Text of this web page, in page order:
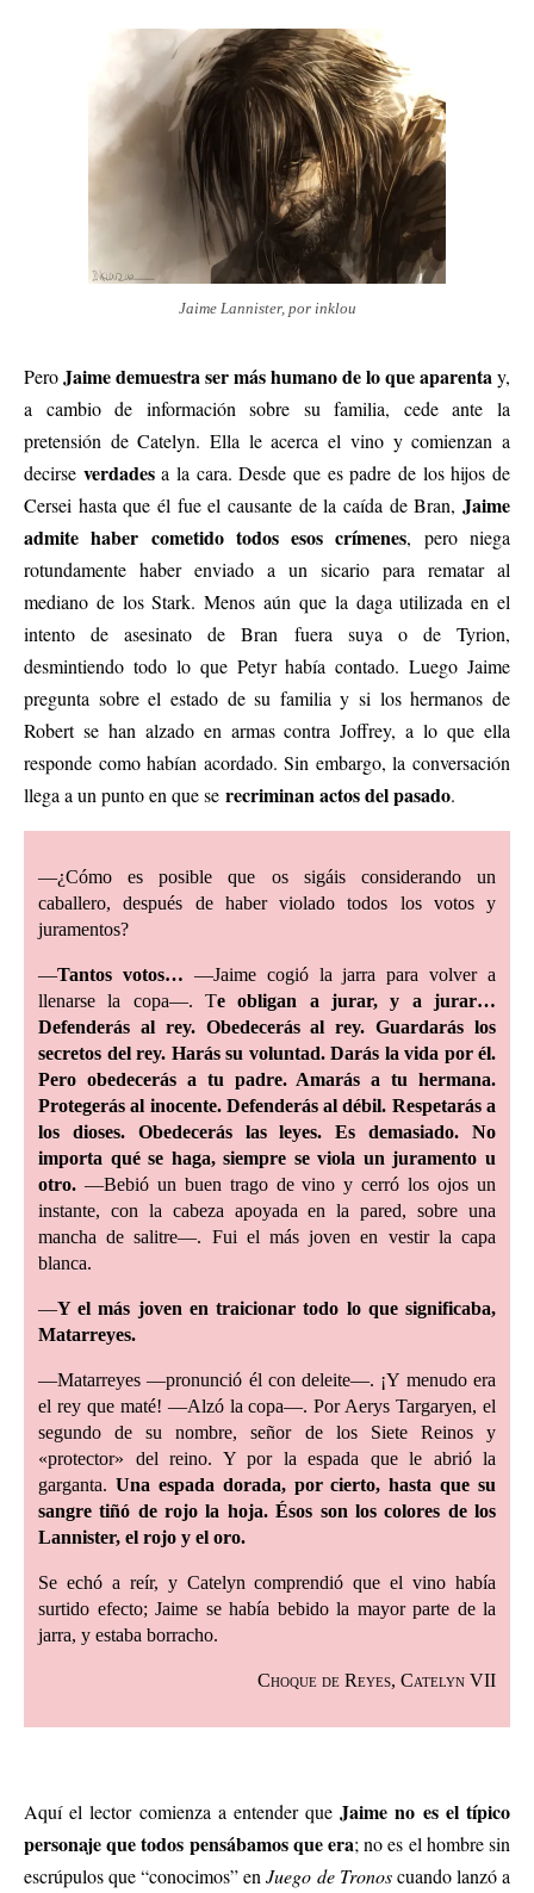
Jaime Lannister, por inklou
PeroJaime demuestra ser más humano de lo que aparentay,
a cambio de información sobre su familia, cede ante la
pretensión de Catelyn. Ella le acerca el vino y comienzan a
decirse verdadesa la cara. Desde que es padre de los hijos de
Cersei hasta que él fue el causante de la caída de Bran, Jaime
admite haber cometido todos esos crímenes, pero niega
rotundamente haber enviado a un sicario para rematar al
mediano de los Stark. Menos aún que la daga utilizada en el
intento de asesinato de Bran fuera suya o de Tyrion,
desmintiendo todo lo que Petyr había contado. Luego Jaime
pregunta sobre el estado de su familia y si los hermanos de
Robert se han alzado en armas contra Joffrey, a lo que ella
responde como habían acordado. Sin embargo, la conversación
llega a un punto en que se recriminan actos del pasado.
—¿Cómo es posible que os sigáis considerando un
caballero, después de haber violado todos los votos y
juramentos?
—Tantos votos… —Jaime cogió la jarra para volver a
llenarse la copa—. Te obligan a jurar, y a jurar…
Defenderás al rey. Obedecerás al rey. Guardarás los
secretos del rey. Harás su voluntad. Darás la vida por él.
Pero obedecerás a tu padre. Amarás a tu hermana.
Protegerás al inocente. Defenderás al débil. Respetarás a
los dioses. Obedecerás las leyes. Es demasiado. No
importa qué se haga, siempre se viola un juramento u
otro. —Bebió un buen trago de vino y cerró los ojos un
instante, con la cabeza apoyada en la pared, sobre una
mancha de salitre—. Fui el más joven en vestir la capa
blanca.
—Y el más joven en traicionar todo lo que significaba,
Matarreyes.
—Matarreyes —pronunció él con deleite—. ¡Y menudo era
el rey que maté! —Alzó la copa—. Por Aerys Targaryen, el
segundo de su nombre, señor de los Siete Reinos y
«protector» del reino. Y por la espada que le abrió la
garganta. Una espada dorada, por cierto, hasta que su
sangre tiñó de rojo la hoja. Ésos son los colores de los
Lannister, el rojo y el oro.
Se echó a reír, y Catelyn comprendió que el vino había
surtido efecto; Jaime se había bebido la mayor parte de la
jarra, y estaba borracho.
Choque de Reyes, Catelyn VII
Aquí el lector comienza a entender queJaime no es el típico
personaje que todos pensábamos que era; no es el hombre sin
escrúpulos que “conocimos” enJuego de Tronoscuando lanzó a